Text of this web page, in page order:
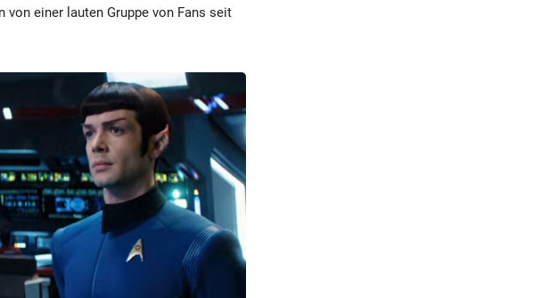
einer lauten Gruppe von Fans seit